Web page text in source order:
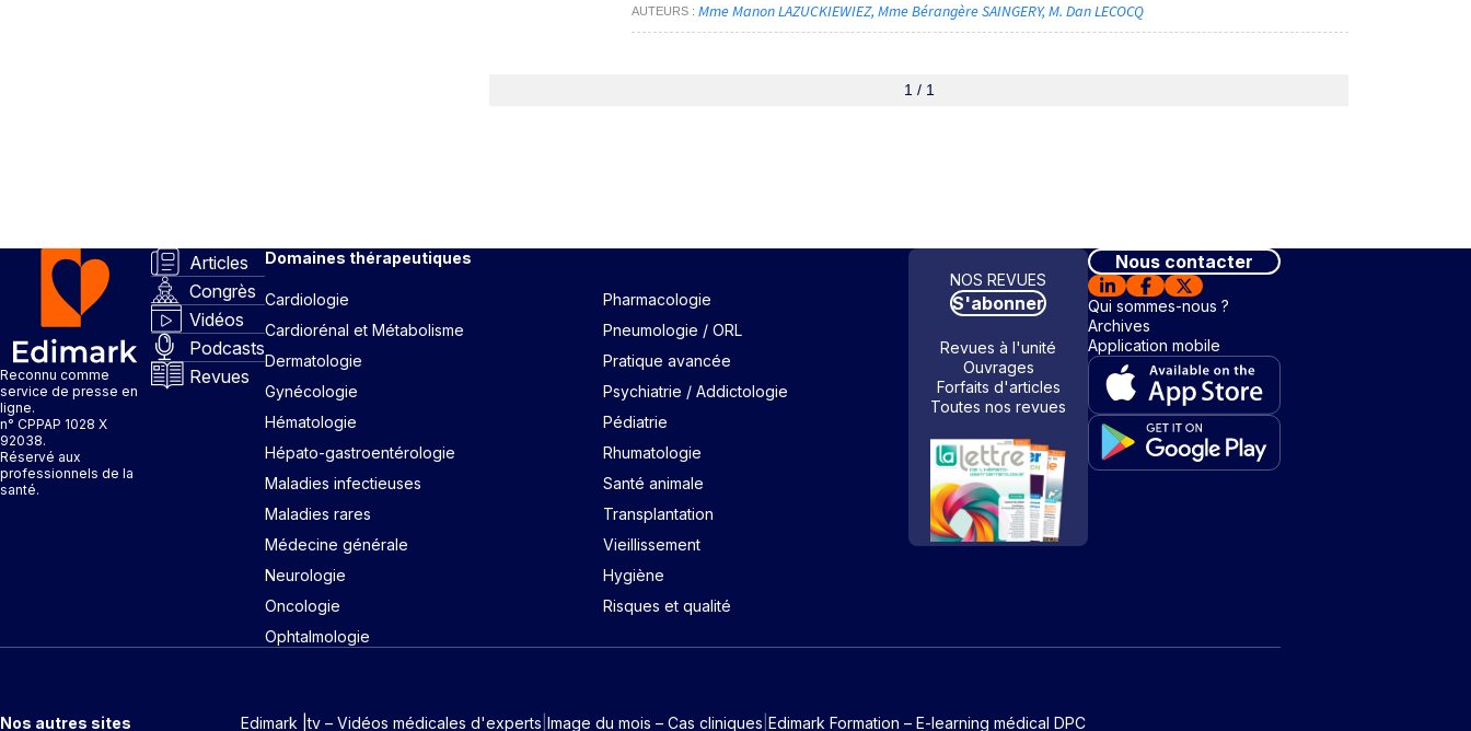
AUTEURS Mme Manon LAZUCKIEWIEZ Mme Bérangère SAINGERY M. Dan LECOCQ
1 / 1
Reconnu comme
service de presse en
ligne.
n° CPPAP 1028 X
92038.
Réservé aux
professionnels de la
santé.
Articles
Congrès
Vidéos
Podcasts
Revues
Domaines thérapeutiques
Cardiologie
Cardiorénal et Métabolisme
Dermatologie
Gynécologie
Hématologie
Hépato-gastroentérologie
Maladies infectieuses
Maladies rares
Médecine générale
Neurologie
Oncologie
Ophtalmologie
Pharmacologie
Pneumologie / ORL
Pratique avancée
Psychiatrie / Addictologie
Pédiatrie
Rhumatologie
Santé animale
Transplantation
Vieillissement
Hygiène
Risques et qualité
NOS REVUES
S'abonner
Revues à l'unité
Ouvrages
Forfaits d'articles
Toutes nos revues
Nous contacter
Qui sommes-nous ?
Archives
Application mobile
Nos autres sites Edimark |tv – Vidéos médicales d'experts Image du mois – Cas cliniques Edimark Formation – E-learning médical DPC